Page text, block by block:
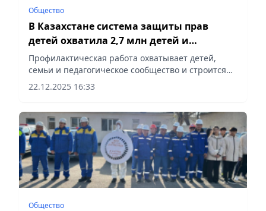
Общество
В Казахстане система защиты прав
детей охватила 2,7 млн детей и
родителей программами профилактики
Профилактическая работа охватывает детей,
семьи и педагогическое сообщество и строится
на принципе доступности помощи, сообщает
Vecher.kz.
22.12.2025 16:33
Общество